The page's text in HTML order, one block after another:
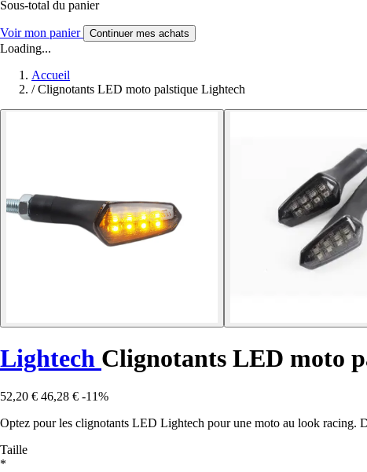
Sous-total du panier
Voir mon panier Continuer mes achats
Loading...
Accueil
/ Clignotants LED moto palstique Lightech
Lightech Clignotants LED moto
52,20 € 46,28 € -11%
Optez pour les clignotants LED Lightech pour une moto au look racing.
Taille
*